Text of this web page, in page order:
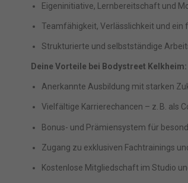
Eigeninitiative, Lernbereitschaft und
Teamfähigkeit, Verlässlichkeit und ein
Strukturierte und selbstständige
Deine Vorteile bei Bodystreet Kelkheim:
Anerkannte Ausbildung mit starken
Vielfältige Karrierechancen – z. B. als
Bonus- und Prämiensystem für
Zugang zu exklusiven Fachtrainings
Kostenlose Mitgliedschaft im Studio